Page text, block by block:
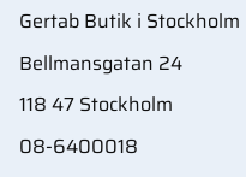
Gertab Butik i Stockholm
Bellmansgatan 24
118 47 Stockholm
08-6400018